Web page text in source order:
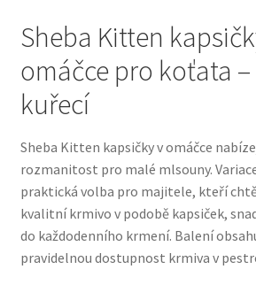
Bozita pro psy — Švédské krmivo s
Brit pro psy
Natural Trainer pro psy —
přírodními složkami
Happy Dog — Německá kvalita a
Sheba Kitten
omáčce pro koťata –
kuřecí
Sheba Kitten kapsičky v omáčce
rozmanitost pro malé mlsouny.
praktická volba pro majitele, kteří
kvalitní krmivo v podobě kapsiček,
do každodenního krmení. Balení
pravidelnou dostupnost krmiva v